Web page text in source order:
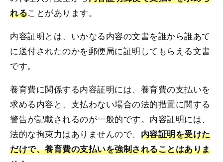
れることがあります。
内容証明とは、いかなる内容の文書を誰から誰あて
に送付されたのかを郵便局に証明してもらえる文書
です。
養育費に関係する内容証明には、養育費の支払いを
求める内容と、支払わない場合の法的措置に関する
警告が記載されるのが一般的です。内容証明には、
法的な拘束力はありませんので、 内容証明を受けた
だけで、養育費の支払いを強制されることはありま